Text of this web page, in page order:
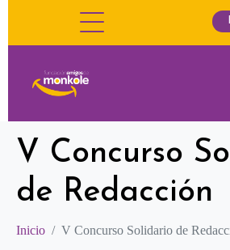
V Concurso
de Redacción
Inicio V Concurso Solidario de